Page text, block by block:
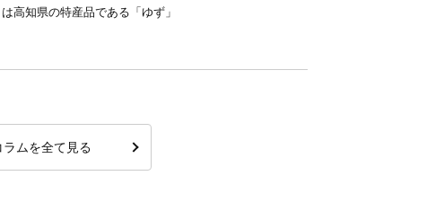
高知県の特産品である「ゆず」
ラムを全て見る